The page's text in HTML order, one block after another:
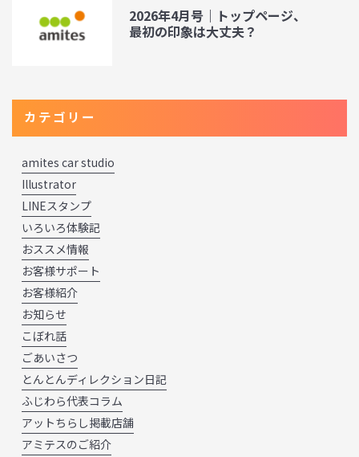
2026年4月号｜トップページ、
最初の印象は大丈夫？
カテゴリー
amites car studio
Illustrator
LINEスタンプ
いろいろ体験記
おススメ情報
お客様サポート
お客様紹介
お知らせ
こぼれ話
ごあいさつ
とんとんディレクション日記
ふじわら代表コラム
アットちらし掲載店舗
アミテスのご紹介